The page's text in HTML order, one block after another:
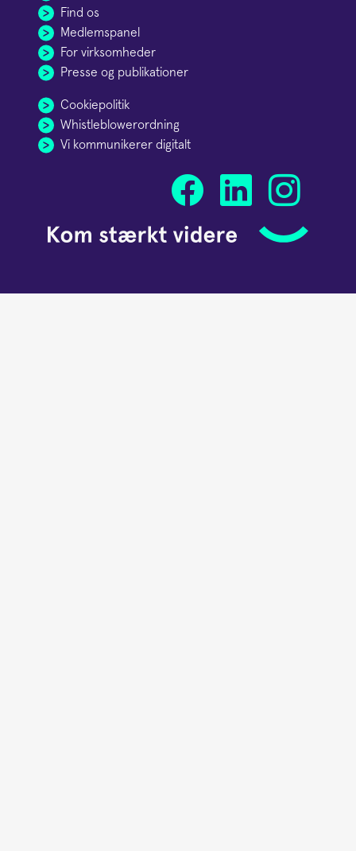
Find os
Medlemspanel
For virksomheder
Presse og publikationer
Cookiepolitik
Whistleblowerordning
Vi kommunikerer digitalt